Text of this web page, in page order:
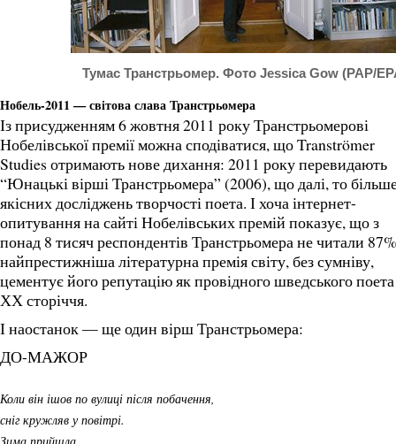
Тумас Транстрьомер. Фото Jessica Gow (PAP/
Нобель-2011 — світова слава Транстрьомера
Із присудженням 6 жовтня 2011 року Транстрьомерові
Нобелівської премії можна сподіватися, що Tranströmer
Studies отримають нове дихання: 2011 року перевидають
“Юнацькі вірші Транстрьомера” (2006), що далі, то
якісних досліджень творчості поета. І хоча інтернет-
опитування на сайті Нобелівських премій показує, що з
понад 8 тисяч респондентів Транстрьомера не читали
найпрестижніша літературна премія світу, без сумніву,
цементує його репутацію як провідного шведського поета
ХХ сторіччя.
І наостанок — ще один вірш Транстрьомера:
ДО-МАЖОР
Коли він ішов по вулиці після побачення,
сніг кружляв у повітрі.